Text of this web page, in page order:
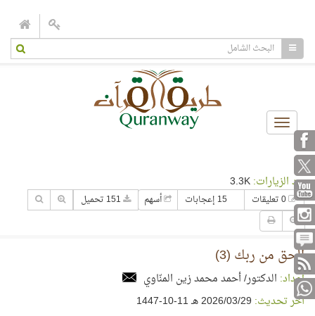
Toggle
navigation
عدد الزيارات:
15 إعجابات أسهم
الحق من ربك (3)
إعداد: الدكتور/ أحمد محمد زين المنّاوي
آخر تحديث: 29‏/03‏/2026 هـ 11-10-1447